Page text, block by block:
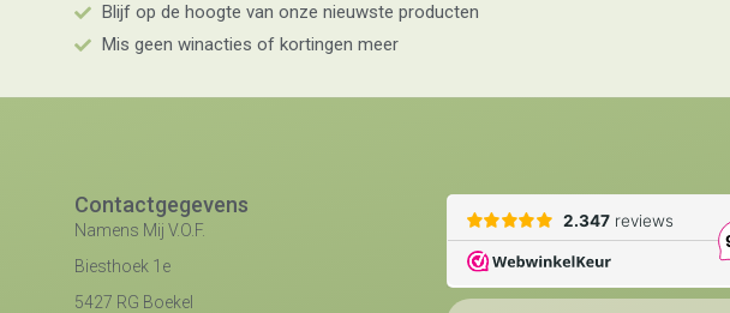
Blijf op de hoogte van onze nieuwste producten
Mis geen winacties of kortingen meer
Contactgegevens
Namens Mij V.O.F.
Biesthoek 1e
5427 RG Boekel